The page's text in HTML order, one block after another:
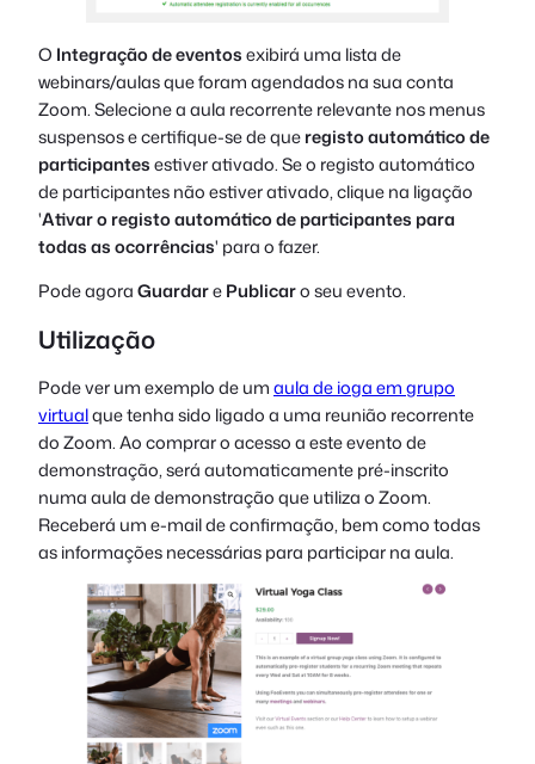
O Integração de eventosexibirá uma lista de
webinars/aulas que foram agendados na sua conta
Zoom. Selecione a aula recorrente relevante nos menus
suspensos e certifique-se de queregisto automático de
participantesestiver ativado. Se o registo automático
de participantes não estiver ativado, clique na ligação
'Ativar o registo automático de participantes para
todas as ocorrências' para o fazer.
Pode agoraGuardarePublicaro seu evento.
Utilização
Pode ver um exemplo de umaula de ioga em grupo
virtualque tenha sido ligado a uma reunião recorrente
do Zoom. Ao comprar o acesso a este evento de
demonstração, será automaticamente pré-inscrito
numa aula de demonstração que utiliza o Zoom.
Receberá um e-mail de confirmação, bem como todas
as informações necessárias para participar na aula.